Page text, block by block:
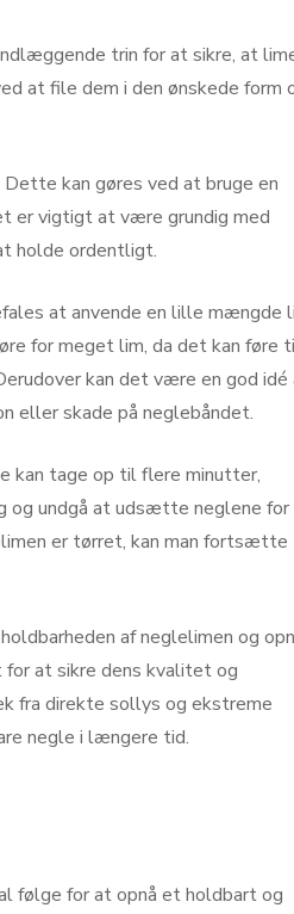
trin for at sikre, at
at file dem i den ønskede form
kan gøres ved at bruge en
er vigtigt at være grundig med
holde ordentligt.
at anvende en lille mængde
for meget lim, da det kan føre
kan det være en god
eller skade på neglebåndet.
kan tage op til flere minutter,
og undgå at udsætte neglene for
er tørret, kan man fortsætte
af neglelimen og
at sikre dens kvalitet og
fra direkte sollys og ekstreme
negle i længere tid.
følge for at opnå et holdbart og